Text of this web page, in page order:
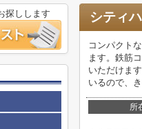
シティ
コンパクト
ます。鉄筋
いただけま
いるので、
所
探しします